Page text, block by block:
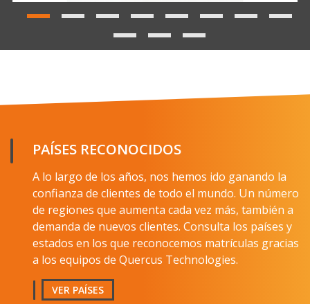
E-mail
Empresa
País
PAÍSES RECONOCIDOS
A lo largo de los años, nos hemos ido ganando la
confianza de clientes de todo el mundo. Un número
de regiones que aumenta cada vez más, también a
demanda de nuevos clientes. Consulta los países y
estados en los que reconocemos matrículas gracias
a los equipos de Quercus Technologies.
VER PAÍSES